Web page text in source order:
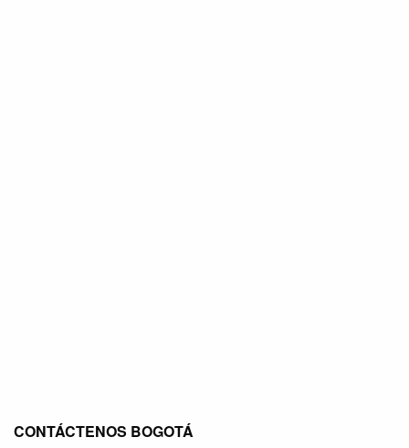
CONTÁCTENOS BOGOTÁ